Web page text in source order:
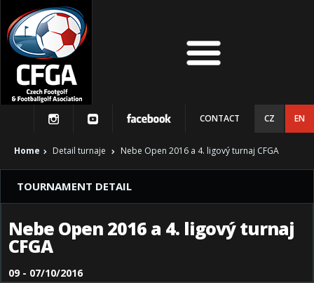
CONTACT CZ EN
Home Detail turnaje Nebe Open 2016 a 4. ligový turnaj CFGA
TOURNAMENT DETAIL
Nebe Open 2016 a 4. ligový turnaj
CFGA
09 - 07/10/2016